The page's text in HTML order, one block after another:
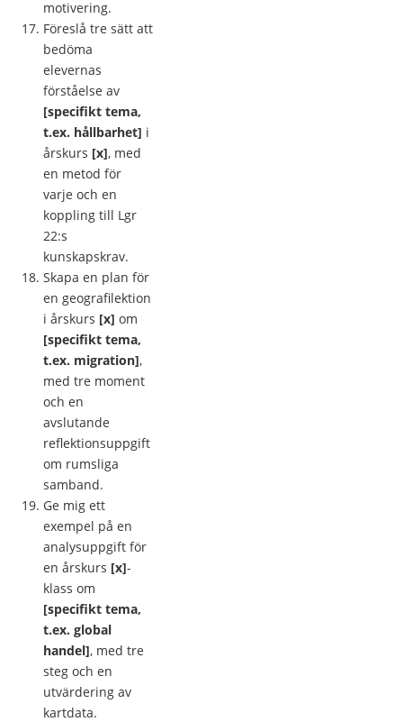
motivering.
Föreslå tre sätt att
bedöma
elevernas
förståelse av
[specifikt tema,
t.ex. hållbarhet] i
årskurs [x], med
en metod för
varje och en
koppling till Lgr
22:s
kunskapskrav.
Skapa en plan för
en geografilektion
i årskurs [x] om
[specifikt tema,
t.ex. migration],
med tre moment
och en
avslutande
reflektionsuppgift
om rumsliga
samband.
Ge mig ett
exempel på en
analysuppgift för
en årskurs [x]-
klass om
[specifikt tema,
t.ex. global
handel], med tre
steg och en
utvärdering av
kartdata.